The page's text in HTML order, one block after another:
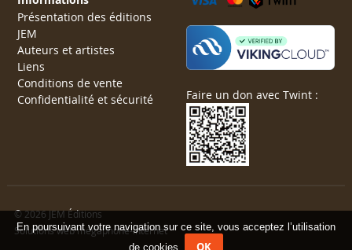
En poursuivant votre navigation sur ce site, vous acceptez l’utilisation
de cookies.
OK
Présentation des éditions
JEM
Auteurs et artistes
Liens
Conditions de vente
Confidentialité et sécurité
Faire un don avec Twint :
© 2026 JEM Éditions
Solutions web mégaphone-internet